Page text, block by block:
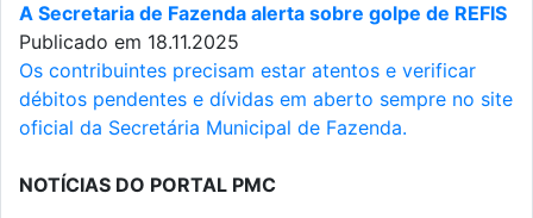
A Secretaria de Fazenda alerta sobre golpe de REFIS
Publicado em 18.11.2025
Os contribuintes precisam estar atentos e verificar
débitos pendentes e dívidas em aberto sempre no site
oficial da Secretária Municipal de Fazenda.
NOTÍCIAS DO PORTAL PMC